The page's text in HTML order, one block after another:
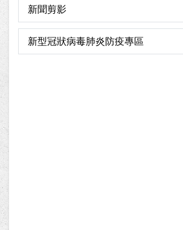
新聞剪影
新型冠狀病毒肺炎防疫專區